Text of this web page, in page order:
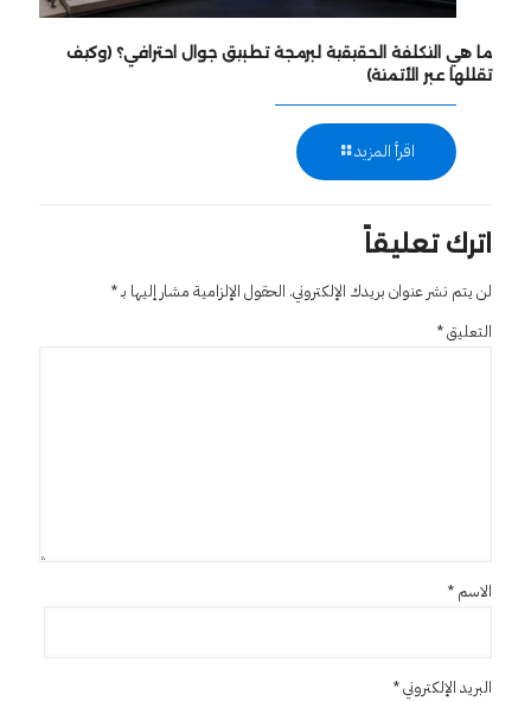
ما هي التكلفة الحقيقية لبرمجة تطبيق جوال احترافي؟ (وكيف
تقللها عبر الأتمتة)
اقرأ المزيد
اترك تعليقاً
لن يتم نشر عنوان بريدك الإلكتروني. الحقول الإلزامية مشار إليها بـ*
التعليق*
الاسم *
البريد الإلكتروني*